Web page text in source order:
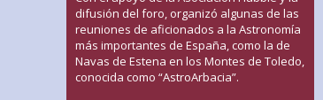
difusión del foro, organizó algunas de las
reuniones de aficionados a la Astronomía
más importantes de España, como la de
Navas de Estena en los Montes de Toledo,
conocida como “AstroArbacia”.